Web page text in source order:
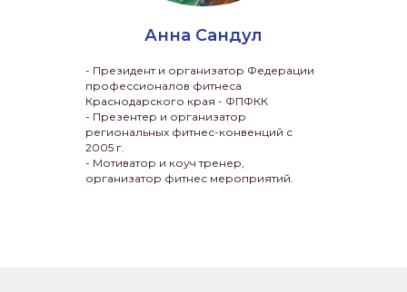
Анна Сандул
- Президент и организатор Федерации
профессионалов фитнеса
Краснодарского края - ФПФКК
- Презентер и организатор
региональных фитнес-конвенций с
2005 г.
- Мотиватор и коуч тренер,
организатор фитнес мероприятий.